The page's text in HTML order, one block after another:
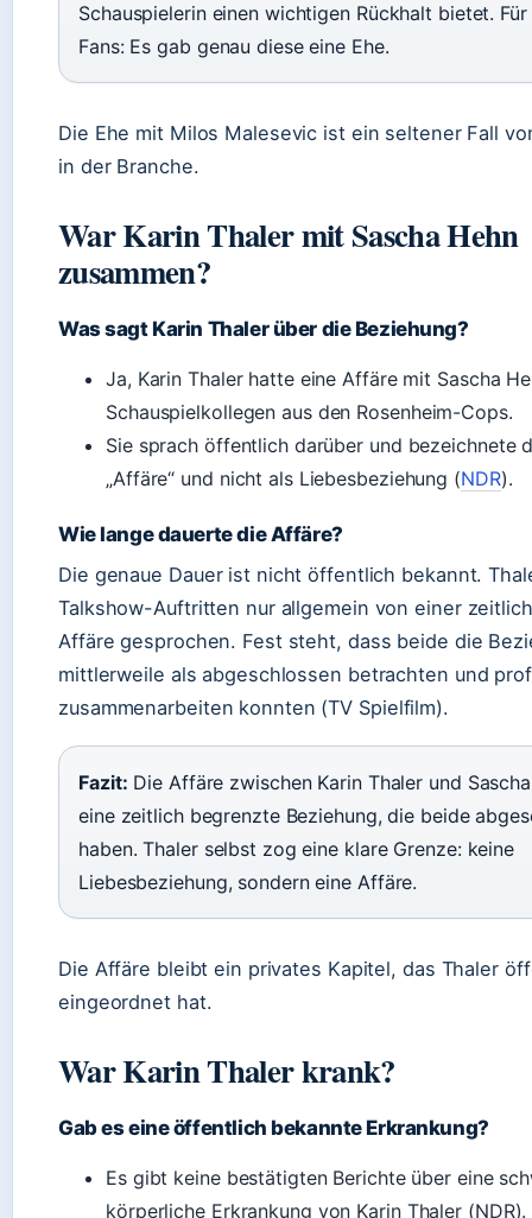
Schauspielerin einen wichtigen Rückhalt bietet.
Fans: Es gab genau diese eine Ehe.
Die Ehe mit Milos Malesevic ist ein seltener Fall
in der Branche.
War Karin Thaler mit Sascha Hehn
zusammen?
Was sagt Karin Thaler über die Beziehung?
Ja, Karin Thaler hatte eine Affäre mit Sascha
Schauspielkollegen aus den Rosenheim-Cops.
Sie sprach öffentlich darüber und bezeichnete
„Affäre“ und nicht als Liebesbeziehung (NDR).
Wie lange dauerte die Affäre?
Die genaue Dauer ist nicht öffentlich bekannt.
Talkshow-Auftritten nur allgemein von einer
Affäre gesprochen. Fest steht, dass beide die
mittlerweile als abgeschlossen betrachten und
zusammenarbeiten konnten (TV Spielfilm).
Fazit: Die Affäre zwischen Karin Thaler und
eine zeitlich begrenzte Beziehung, die beide
haben. Thaler selbst zog eine klare Grenze: keine
Liebesbeziehung, sondern eine Affäre.
Die Affäre bleibt ein privates Kapitel, das Thaler
eingeordnet hat.
War Karin Thaler krank?
Gab es eine öffentlich bekannte Erkrankung?
Es gibt keine bestätigten Berichte über eine
körperliche Erkrankung von Karin Thaler (NDR).